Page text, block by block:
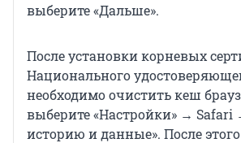
выберите «Дальше».
После установки корневых
Национального
необходимо очистить кеш
выберите «Настройки» → Safari
историю и данные». После